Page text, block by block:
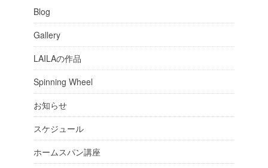
Blog
Gallery
LAILAの作品
Spinning Wheel
お知らせ
スケジュール
ホームスパン講座